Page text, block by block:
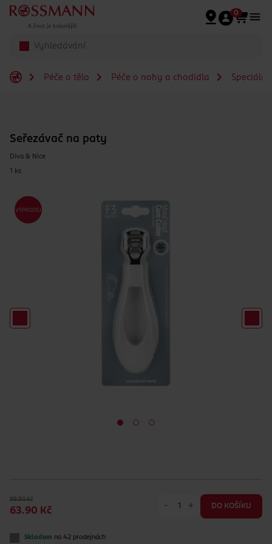
Přeskočit na hlavmní obsah
0
Péče o tělo Péče o nohy a chodidla Speciální
Seřezávač na paty
Diva & Nice
1 ks
99.90 Kč
63.90 Kč
- + DO KOŠÍKU
Skladem na 42 prodejnách